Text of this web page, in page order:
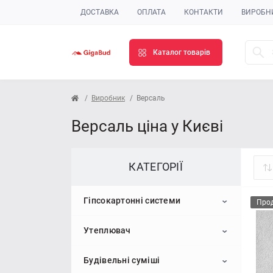
ДОСТАВКА ОПЛАТА КОНТАКТИ
Каталог товарів
Виробник Версаль
Версаль ціна у Києві
КАТЕГОРІЇ
Гіпсокартонні системи
Гіпсокартон
Стельовий гіпсокартон
Профіль для гіпсокартону
Утеплювач
Пінопласт
Будівельні суміші